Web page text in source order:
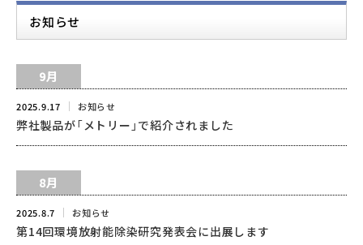
お知らせ
9月
2025.9.17 お知らせ
弊社製品が「メトリー」で紹介されました
8月
2025.8.7 お知らせ
第14回環境放射能除染研究発表会に出展します